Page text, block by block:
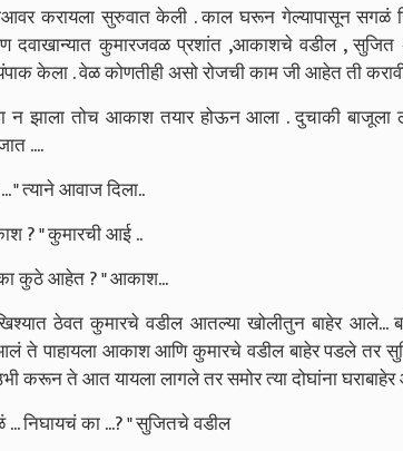
करायला सुरुवात केली . काल घरून गेल्यापासून सगळं
दवाखान्यात कुमारजवळ प्रशांत ,आकाशचे वडील , सुजित
केला . वेळ कोणतीही असो रोजची काम जी आहेत ती
न झाला तोच आकाश तयार होऊन आला . दुचाकी बाजूला
....
" त्याने आवाज दिला..
? " कुमारची आई ..
कुठे आहेत ? " आकाश...
ठेवत कुमारचे वडील आतल्या खोलीतुन बाहेर आले...
ते पाहायला आकाश आणि कुमारचे वडील बाहेर पडले तर
करून ते आत यायला लागले तर समोर त्या दोघांना
निघायचं का ...? " सुजितचे वडील